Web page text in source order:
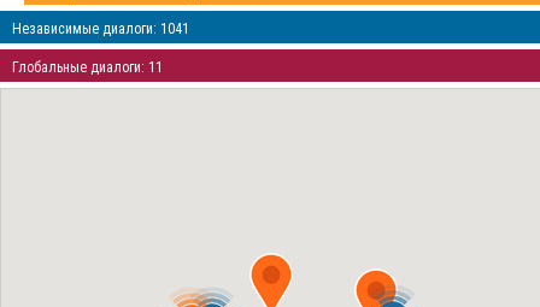
Независимые диалоги: 1041
Глобальные диалоги: 11